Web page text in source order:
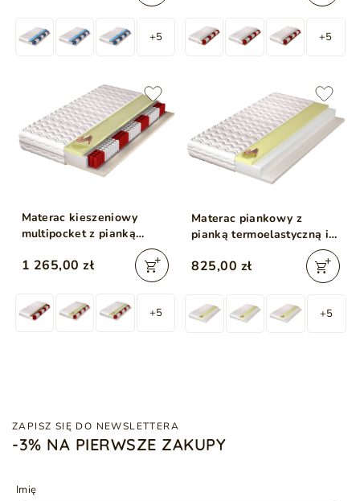
+5 +5
Materac kieszeniowy
multipocket z pianką
lateksową Vilo 120x200
1 265,00 zł
+5
Materac piankowy z
pianką termoelastyczną i
lateksową Tenso 120x200
825,00 zł
+5
ZAPISZ SIĘ DO NEWSLETTERA
-3% NA PIERWSZE ZAKUPY
Imię